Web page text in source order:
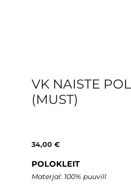
VK NAISTE
(MUST)
34,00 €
POLOKLEIT
Materjal: 100% puuvill